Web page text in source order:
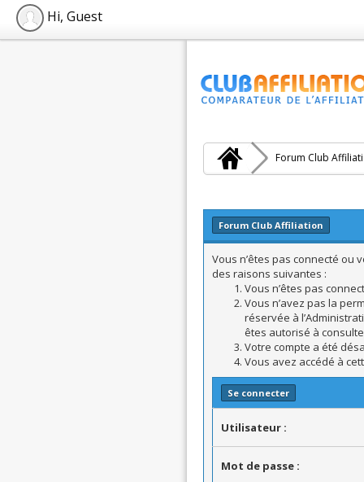
Hi, Guest
Forum Club
Forum Club Affiliation
Vous n’êtes pas connecté ou
des raisons suivantes :
Vous n’êtes pas
Vous n’avez pas la
réservée à
êtes autorisé à
Votre compte a été
Vous avez accédé à
Se connecter
Utilisateur :
Mot de passe :